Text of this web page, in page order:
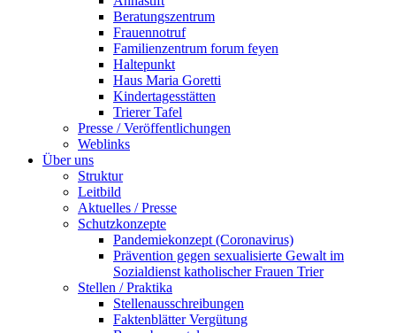
Beratungszentrum
Frauennotruf
Familienzentrum forum feyen
Haltepunkt
Haus Maria Goretti
Kindertagesstätten
Trierer Tafel
Presse / Veröffentlichungen
Weblinks
Über uns
Struktur
Leitbild
Aktuelles / Presse
Schutzkonzepte
Pandemiekonzept (Coronavirus)
Prävention gegen sexualisierte Gewalt im
Sozialdienst katholischer Frauen Trier
Stellen / Praktika
Stellenausschreibungen
Faktenblätter Vergütung